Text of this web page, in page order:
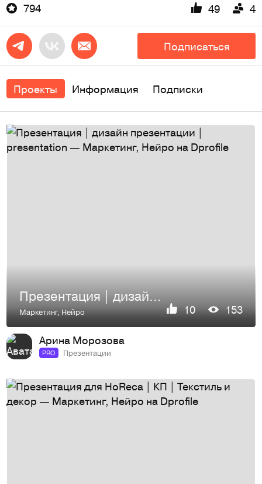
794
49 4
Подписаться
Проекты Информация Подписки
Презентация | дизайн презентации | presentation
Маркетинг,Нейро 10 153
Арина Морозова
PRO Презентации